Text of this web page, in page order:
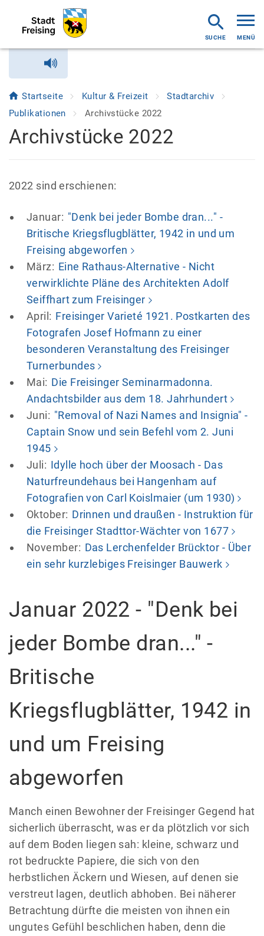
MENÜ
Startseite Kultur & Freizeit
Stadtarchiv
Publikationen
Archivstücke 2022
Archivstücke 2022
2022 sind erschienen:
Januar: "Denk bei jeder Bombe dran..." -
Britische Kriegsflugblätter, 1942 in und um
Freising abgeworfen
März: Eine Rathaus-Alternative - Nicht
verwirklichte Pläne des Architekten Adolf
Seiffhart zum Freisinger
April: Freisinger Varieté 1921. Postkarten des
Fotografen Josef Hofmann zu einer
besonderen Veranstaltung des Freisinger
Turnerbundes
Mai: Die Freisinger Seminarmadonna.
Andachtsbilder aus dem 18. Jahrhundert
Juni: "Removal of Nazi Names and Insignia" -
Captain Snow und sein Befehl vom 2. Juni
1945
Juli: Idylle hoch über der Moosach - Das
Naturfreundehaus bei Hangenham auf
Fotografien von Carl Koislmaier (um 1930)
Oktober: Drinnen und draußen - Instruktion für
die Freisinger Stadttor-Wächter von 1677
November: Das Lerchenfelder Brücktor - Über
ein sehr kurzlebiges Freisinger Bauwerk
Januar 2022 - "Denk bei
jeder Bombe dran..." -
Britische
Kriegsflugblätter, 1942 in
und um Freising
abgeworfen
Manch einen Bewohner der Freisinger Gegend hat
sicherlich überrascht, was er da plötzlich vor sich
auf dem Boden liegen sah: kleine, schwarz und
rot bedruckte Papiere, die sich von den
herbstlichen Äckern und Wiesen, auf denen sie
verstreut lagen, deutlich abhoben. Bei näherer
Betrachtung dürfte die meisten von ihnen ein
ungutes Gefühl beschlichen haben, denn die